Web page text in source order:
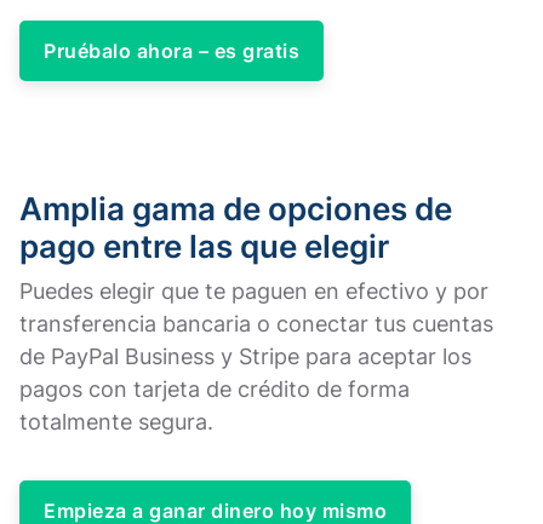
Pruébalo ahora – es gratis
Amplia gama de opciones de
pago entre las que elegir
Puedes elegir que te paguen en efectivo y por
transferencia bancaria o conectar tus cuentas
de PayPal Business y Stripe para aceptar los
pagos con tarjeta de crédito de forma
totalmente segura. ​
Empieza a ganar dinero hoy mismo